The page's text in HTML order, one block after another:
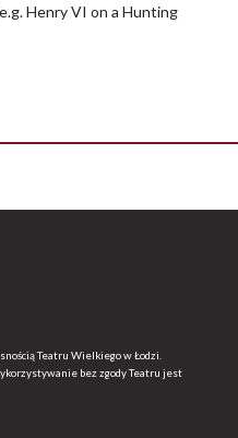
Henry VI on a Hunting
Teatru Wielkiego w Łodzi.
bez zgody Teatru jest